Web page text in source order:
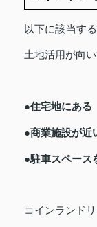
以下に該当す
土地活用が向い
●住宅地にある
●商業施設が近
●駐車スペース
コインランド